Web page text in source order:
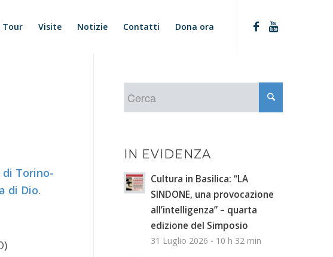
Tour Visite Notizie Contatti Dona ora
Torino-
di Dio.
IN EVIDENZA
Cultura in Basilica: “LA
SINDONE, una provocazione
all’intelligenza” – quarta
edizione del Simposio
31 Luglio 2026 - 10 h 32 min